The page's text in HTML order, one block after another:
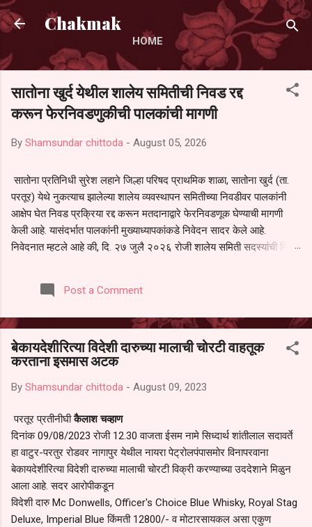
Skip to main content
Chakmak
HOME
सातोना खुर्द येथील शालेय समितीची निवड रद्द
करून फेरनिवडणुकीची पालकांची मागणी
By Shamsundar chittoda - August 05, 2026
सातोना प्रतिनिधी सुरेश लहाने जिल्हा परिषद प्राथमिक शाळा, सातोना खुर्द (ता.
परतूर) येथे नुकत्याच झालेल्या शालेय व्यवस्थापन समितीच्या निवडीवर पालकांनी
आक्षेप घेत निवड प्रक्रिया रद्द करून मतदानाद्वारे फेरनिवडणूक घेण्याची मागणी
केली आहे. यासंदर्भात पालकांनी मुख्याध्यापकांकडे निवेदन सादर केले आहे.
निवेदनात म्हटले आहे की, दि. २७ जुलै २०२६ रोजी शालेय समिती सदस्यांची निवड
पालकांना देण्यात आली नसल्याने मोठ्या संख्येने पालक बैठकीस उपस्थित राहू शकले
नाहीत. तसेच सर्व पालकांना विश्वासात न घेता निवड प्रक्रिया पूर्ण करण्यात
करण्यात यावी आणि सर्व पालकांच्या उपस्थितीत मतदान पद्धतीने शालेय समितीची
फेरनिवडणूक घेण्यात यावी, अशी मागणी पालकांनी केली आहे. या निवेदनाच्या प्रती
जिल्हा शिक्षण अधिकारी (प्राथमिक), जालना तसेच तालुका शिक्षण अधिकारी,
परतूर यांनाही पाठविण्यात आल्या असून प्रशासन याबाबत काय निर्णय घेते, याकडे
Post a Comment
बेकायदेशीरित्या विदेशी दारुच्या मालाची चोरटी वाहतूक
करताना इसमास अटक
By Shamsundar chittoda - August 09, 2023
परतूर प्रतीनीघीकैलाश चव्हाण
दिनांक 09/08/2023 रोजी 12.30 वाजता ईसम नामे सिध्दार्थ शांतीलाल सदावर्ते
हा वाटुर-परतुर रोडवर नागापुर येथील नायरा पेट्रोलपंपासमोर विनापरवाना
बेकायदेशीरित्या विदेशी दारुच्या मालाची चोरटी विक्री करण्याच्या उददेशाने मिळुन
आला आहे. सदर आरोपीकडून
विदेशी दारु Mc Donwells, Officer's Choice Blue Whisky, Royal Stag
Deluxe, Imperial Blue किंमती 12800/- व मोटारसायकल असा एकुण